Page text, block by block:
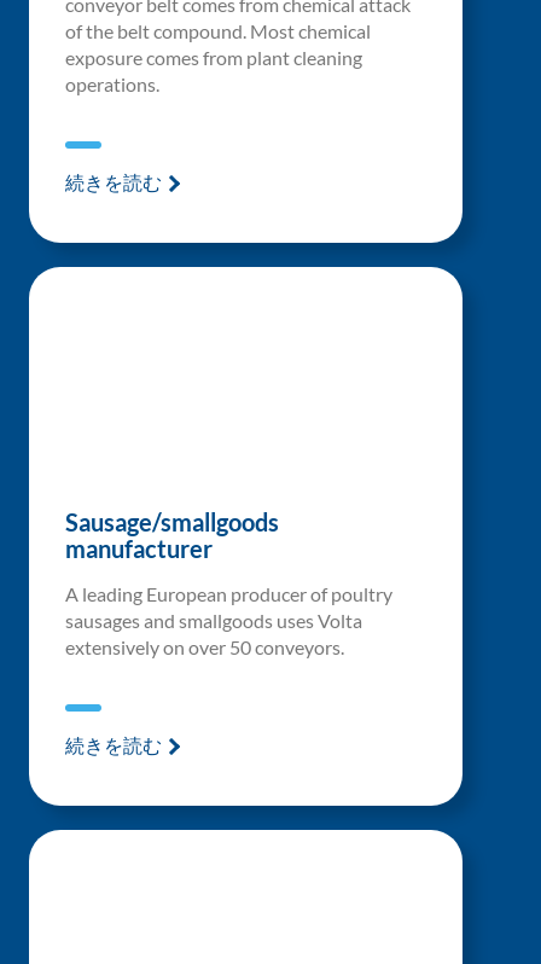
of the belt compound. Most chemical
exposure comes from plant cleaning
operations.
続きを読む
Sausage/smallgoods
manufacturer
A leading European producer of poultry
sausages and smallgoods uses Volta
extensively on over 50 conveyors.
続きを読む